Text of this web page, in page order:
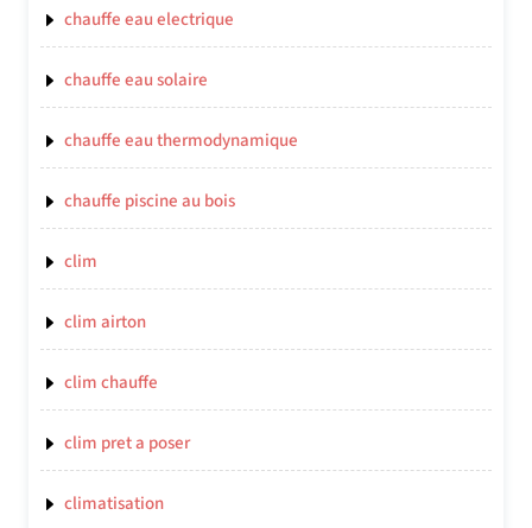
chauffe eau electrique
chauffe eau solaire
chauffe eau thermodynamique
chauffe piscine au bois
clim
clim airton
clim chauffe
clim pret a poser
climatisation